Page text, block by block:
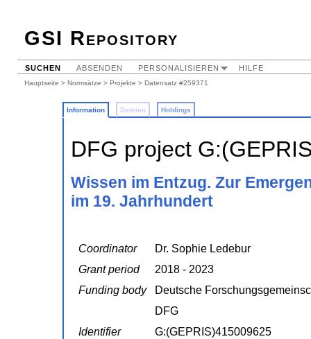
GSI Repository
SUCHEN ABSENDEN PERSONALISIEREN HILFE
Hauptseite > Normsätze > Projekte > Datensatz #259371
Information Dateien Holdings
DFG project
Wissen im Entzug. Zur
im 19. Jahrhundert
Coordinator
Dr. Sophie Ledebur
Grant period
2018 - 2023
Funding body
Deutsche
DFG
Identifier
G:(GEPRIS)415009625